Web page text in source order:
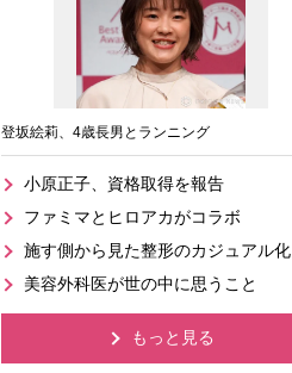
登坂絵莉、4歳長男とランニング
小原正子、資格取得を報告
ファミマとヒロアカがコラボ
施す側から見た整形のカジュアル化
美容外科医が世の中に思うこと
もっと見る